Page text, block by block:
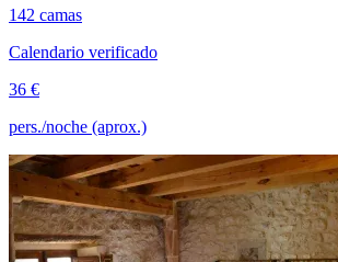
142 camas
Calendario verificado
36 €
pers./noche (aprox.)